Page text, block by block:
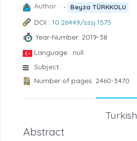
Author : - Beyza TÜRKKOLU
DOI : 10.26449/sssj.1575
Year-Number: 2019-38
Language : null
Subject :
Number of pages: 2460-3470
Turkish
Abstract